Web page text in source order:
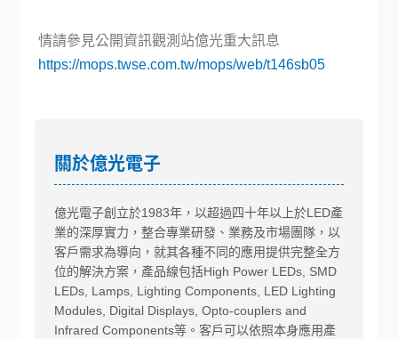
情請參見公開資訊觀測站億光重大訊息
https://mops.twse.com.tw/mops/web/t146sb05
關於億光電子
億光電子創立於1983年，以超過四十年以上於LED產
業的深厚實力，整合專業研發、業務及市場團隊，以
客戶需求為導向，就其各種不同的應用提供完整全方
位的解決方案，產品線包括High Power LEDs, SMD
LEDs, Lamps, Lighting Components, LED Lighting
Modules, Digital Displays, Opto-couplers and
Infrared Components等。客戶可以依照本身應用產